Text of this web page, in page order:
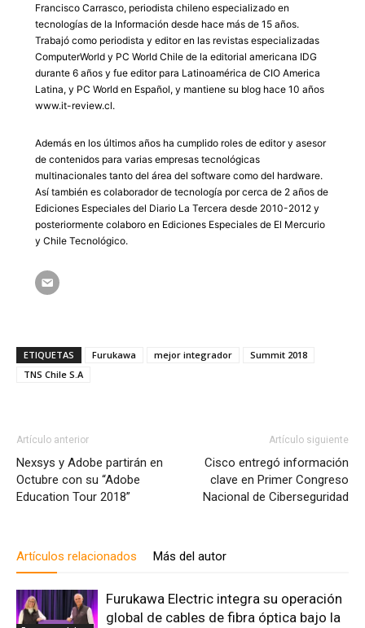
Francisco Carrasco, periodista chileno especializado en
tecnologías de la Información desde hace más de 15 años.
Trabajó como periodista y editor en las revistas especializadas
ComputerWorld y PC World Chile de la editorial americana IDG
durante 6 años y fue editor para Latinoamérica de CIO America
Latina, y PC World en Español, y mantiene su blog hace 10 años
www.it-review.cl.
Además en los últimos años ha cumplido roles de editor y asesor
de contenidos para varias empresas tecnológicas
multinacionales tanto del área del software como del hardware.
Así también es colaborador de tecnología por cerca de 2 años de
Ediciones Especiales del Diario La Tercera desde 2010-2012 y
posteriormente colaboro en Ediciones Especiales de El Mercurio
y Chile Tecnológico.
ETIQUETAS Furukawa mejor integrador
Summit 2018
TNS Chile S.A
Artículo anterior
Nexsys y Adobe partirán en
Octubre con su “Adobe
Education Tour 2018”
Artículo siguiente
Cisco entregó información
clave en Primer Congreso
Nacional de Ciberseguridad
Artículos relacionados Más del autor
Furukawa Electric integra su operación
global de cables de fibra óptica bajo la